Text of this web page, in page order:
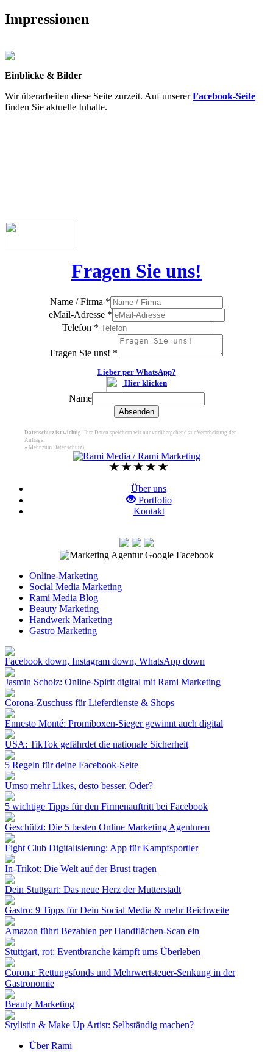
Impressionen
Einblicke & Bilder
Wir überarbeiten diese Seite zurzeit. Auf unsererFacebook-Seite
finden Sie aktuelle Inhalte.
Fragen Sie uns!
Name / Firma *
eMail-Adresse *
Telefon *
Fragen Sie uns! *
Lieber per WhatsApp?
Hier klicken
Name
Absenden
Datenschutz ist wichtig : Ihre Daten speichern wir nur vorübergehend zur Verarbeitung der
Anfrage.
» Mehr zum Datenschutz)
Über uns
Portfolio
Kontakt
Online-Marketing
Social Media Marketing
Rami Media Blog
Beauty Marketing
Handwerk Marketing
Gastro Marketing
Facebook down, Instagram down, WhatsApp down
Jasmin Scholz: Online-Spirit digital mit Rami Marketing
Corona-Zuschuss für Lieferdienste & Shops
Ennesto Monté: Promiboxen-Sieger gewinnt auch digital
USA: TikTok gefährdet die nationale Sicherheit
5 Regeln für deine Facebook-Seite
Umso mehr Likes, desto besser. Oder?
5 wichtige Tipps für den Firmenauftritt bei Facebook
Geschützt: Die 5 besten Online Marketing Agenturen
Fight Club Digitalisierung: App für Kampfsportler
In-Trikot: Die Welt auf der Brust tragen
Dein Stuttgart: Das neue Herz der Mutterstadt
Gastro: 9 Tipps für Dein Social Media & mehr Reichweite
Amazon führt Bezahlen per Handflächen-Scan ein
Stuttgart, rot: Eventbranche kämpft ums Überleben
Corona: Rettungsfonds und Mehrwertsteuer-Senkung in der
Gastronomie
Beauty Marketing
Stylistin & Make Up Artist: Selbständig machen?
Über Rami